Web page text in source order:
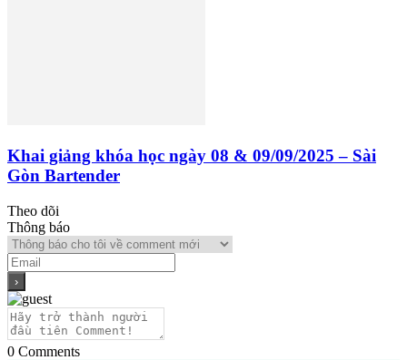
Khai giảng khóa học ngày 08 & 09/09/2025 – Sài
Gòn Bartender
Theo dõi
Thông báo
0 Comments